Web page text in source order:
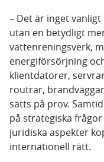
– Det är inget
utan en betydligt
vattenreningsverk,
energiförsörjning
klientdatorer,
routrar,
sätts på prov.
på strategiska
juridiska aspekter
internationell rätt.